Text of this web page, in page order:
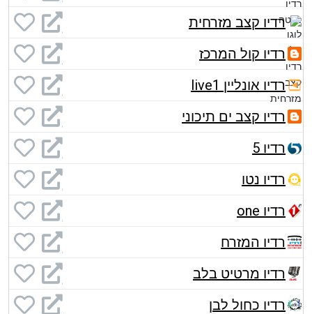
רדיו קצב מזרחית
רדיו קול המרכז
רדיו אונליין live1
רדיו קצב ים תיכוני
רדיו 5
רדיו נטו
רדיו one
רדיו המזרח
רדיו מרטיט בלב
רדיו כחול לבן